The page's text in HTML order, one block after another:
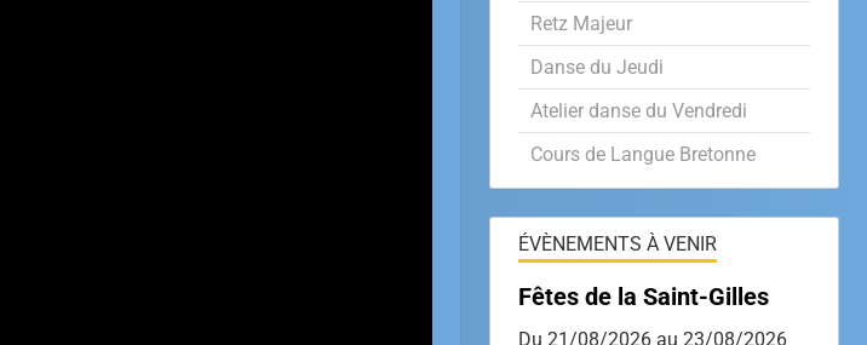
Retz Majeur
Danse du Jeudi
Atelier danse du Vendredi
Cours de Langue Bretonne
ÉVÈNEMENTS À VENIR
Fêtes de la Saint-Gilles
Du 21/08/2026 au 23/08/2026